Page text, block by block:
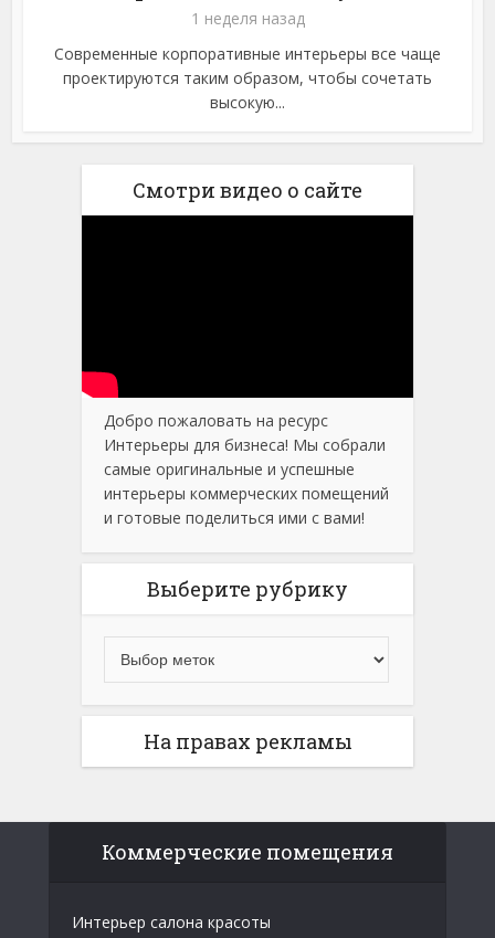
1 неделя назад
Современные корпоративные интерьеры все чаще
проектируются таким образом, чтобы сочетать
высокую...
Смотри видео о сайте
Добро пожаловать на ресурс
Интерьеры для бизнеса! Мы собрали
самые оригинальные и успешные
интерьеры коммерческих помещений
и готовые поделиться ими с вами!
Выберите рубрику
На правах рекламы
Коммерческие помещения
Интерьер салона красоты